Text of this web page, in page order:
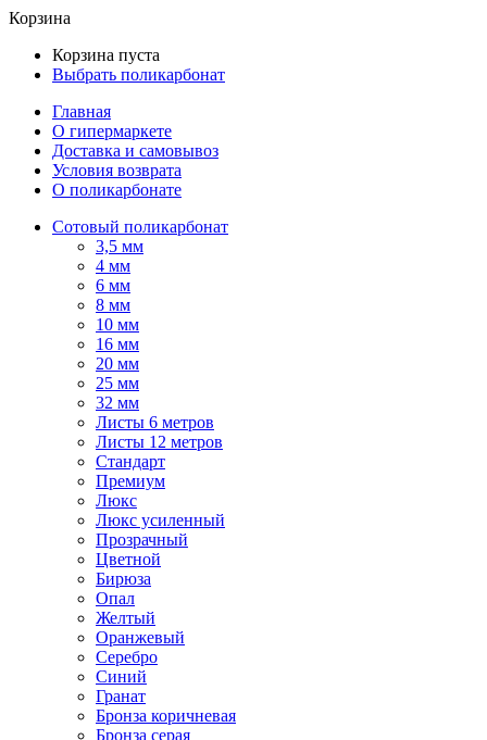
Корзина
Корзина пуста
Выбрать поликарбонат
Главная
О гипермаркете
Доставка и самовывоз
Условия возврата
О поликарбонате
Сотовый поликарбонат
3,5 мм
4 мм
6 мм
8 мм
10 мм
16 мм
20 мм
25 мм
32 мм
Листы 6 метров
Листы 12 метров
Стандарт
Премиум
Люкс
Люкс усиленный
Прозрачный
Цветной
Бирюза
Опал
Желтый
Оранжевый
Серебро
Синий
Гранат
Бронза коричневая
Бронза серая